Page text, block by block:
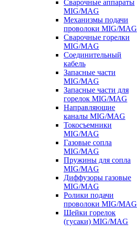
Сварочные аппараты
MIG/MAG
Механизмы подачи
проволоки MIG/MAG
Сварочные горелки
MIG/MAG
Соединительный
кабель
Запасные части
MIG/MAG
Запасные части для
горелок MIG/MAG
Направляющие
каналы MIG/MAG
Токосъемники
MIG/MAG
Газовые сопла
MIG/MAG
Пружины для сопла
MIG/MAG
Диффузоры газовые
MIG/MAG
Ролики подачи
проволоки MIG/MAG
Шейки горелок
(гусаки) MIG/MAG